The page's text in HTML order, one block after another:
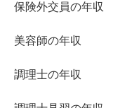
保険外交員の年収
美容師の年収
調理士の年収